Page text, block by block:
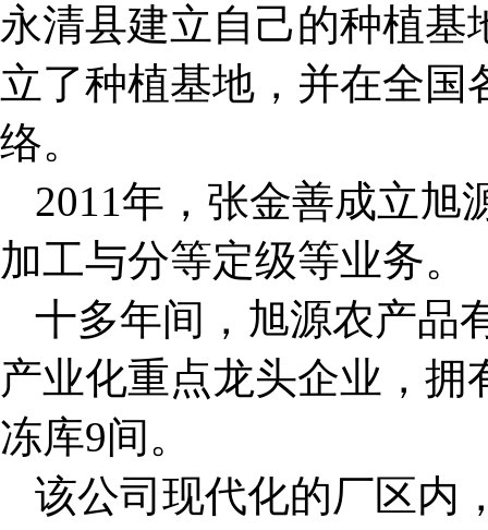
永清县建立自己的种植
立了种植基地，并在全
络。
2011年，张金善成立旭
加工与分等定级等业务。
十多年间，旭源农产品
产业化重点龙头企业，拥
冻库9间。
该公司现代化的厂区内